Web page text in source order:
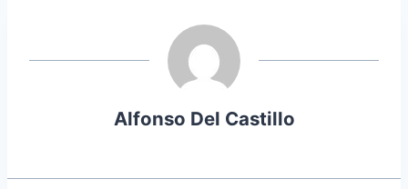
Alfonso Del Castillo